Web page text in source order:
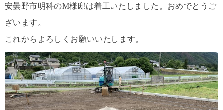
安曇野市明科のM様邸は着工いたしました。おめでとうご
ざいます。
これからよろしくお願いいたします。